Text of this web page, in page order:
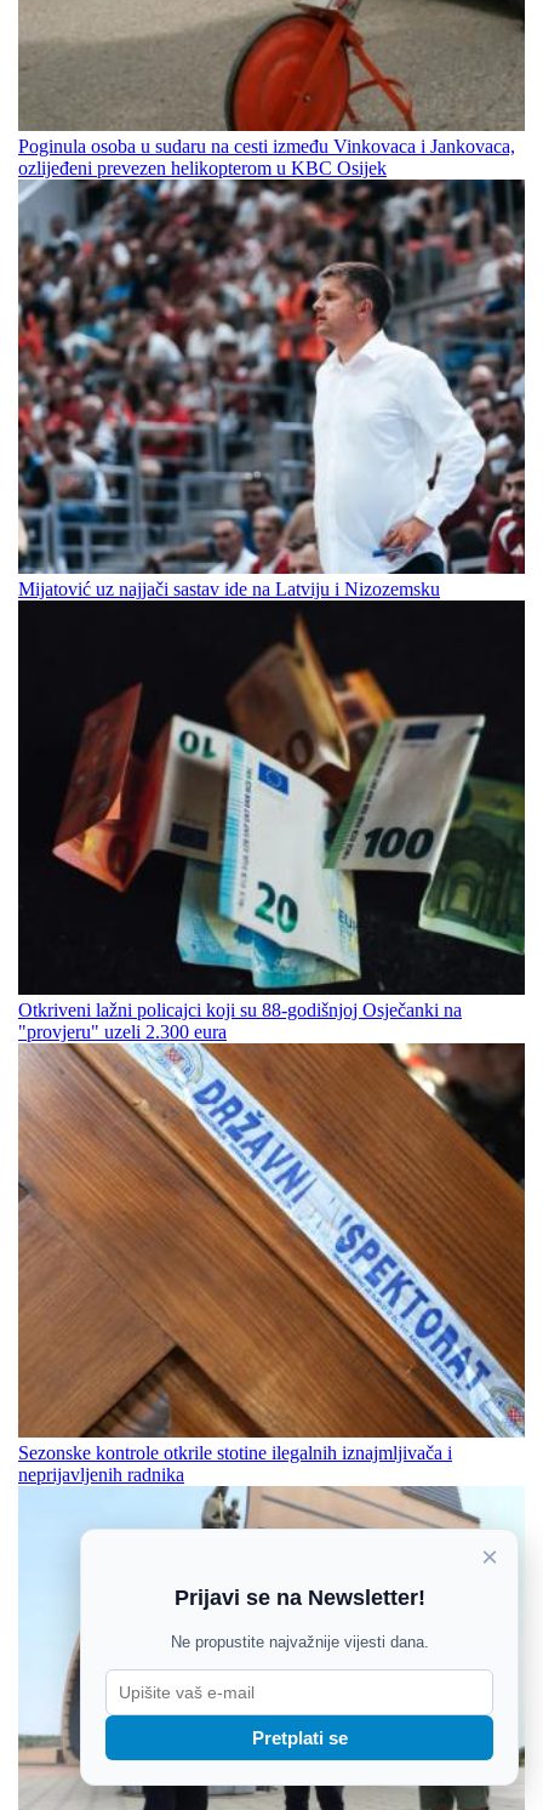
Poginula osoba u sudaru na cesti između Vinkovaca i Jankovaca,
ozlijeđeni prevezen helikopterom u KBC Osijek
Mijatović uz najjači sastav ide na Latviju i Nizozemsku
Otkriveni lažni policajci koji su 88-godišnjoj Osječanki na
"provjeru" uzeli 2.300 eura
Sezonske kontrole otkrile stotine ilegalnih iznajmljivača i
neprijavljenih radnika
×
Prijavi se na Newsletter!
Ne propustite najvažnije vijesti dana.
Pretplati se